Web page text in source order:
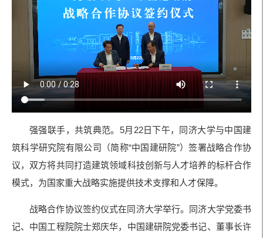
强强联手，共筑典范。5月22日下午，同济大学与中国建
筑科学研究院有限公司（简称“中国建研院”）签署战略合作协
议，双方将共同打造建筑领域科技创新与人才培养的标杆合作
模式，为国家重大战略实施提供技术支撑和人才保障。
战略合作协议签约仪式在同济大学举行。同济大学党委书
记、中国工程院院士郑庆华，中国建研院党委书记、董事长许